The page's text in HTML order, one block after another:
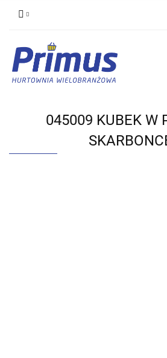
045009 KUBEK W